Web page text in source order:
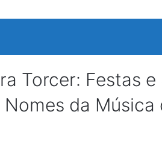
Torcer: Festas
Nomes da Música